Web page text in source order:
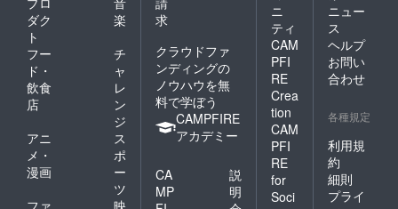
ダク
ト
楽
フー
ド・
飲食
店
チ
ャ
レ
ン
ジ
アニ
メ・
漫画
ス
ポ
ー
ツ
求
クラウドファ
ンディングの
ノウハウを無
料で学ぼう
CAMPFIRE
アカデミー
CA
MP
説
明
ニ
ティ
CAM
PFI
RE
Crea
tion
CAM
PFI
RE
for
Soci
ニュー
ス
ヘルプ
お問い
合わせ
各種規定
利用規
約
細則
プライ